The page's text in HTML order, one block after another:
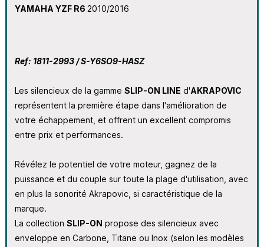
YAMAHA YZF R6 2010/2016
Ref: 1811-2993 / S-Y6SO9-HASZ
Les silencieux de la gamme SLIP-ON LINE d'AKRAPOVIC
représentent la première étape dans l'amélioration de
votre échappement, et offrent un excellent compromis
entre prix et performances.
Révélez le potentiel de votre moteur, gagnez de la
puissance et du couple sur toute la plage d'utilisation, avec
en plus la sonorité Akrapovic, si caractéristique de la
marque.
La collection SLIP-ON propose des silencieux avec
enveloppe en Carbone, Titane ou Inox (selon les modèles